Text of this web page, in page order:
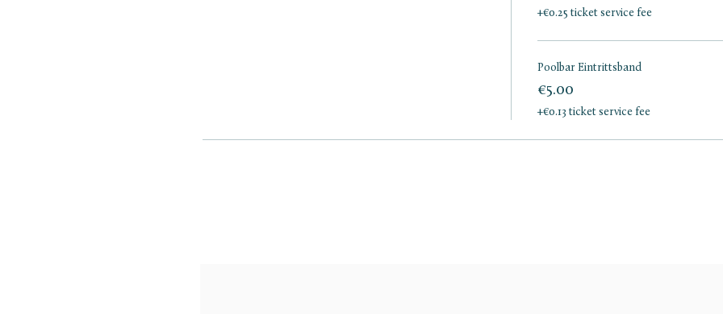
+€0.25 ticket service fee
Poolbar Eintrittsband
€5.00
+€0.13 ticket service fee